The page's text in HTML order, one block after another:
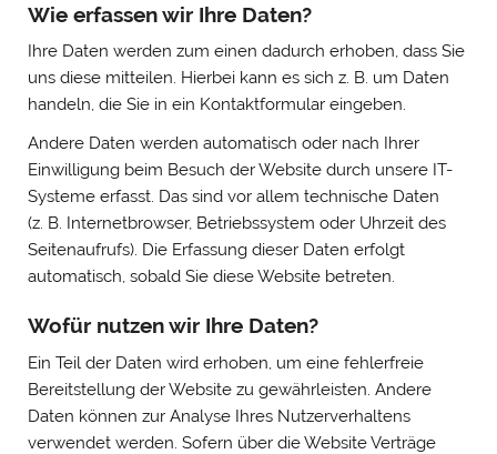
Wie erfassen wir Ihre Daten?
Ihre Daten werden zum einen dadurch erhoben, dass Sie
uns diese mitteilen. Hierbei kann es sich z. B. um Daten
handeln, die Sie in ein Kontaktformular eingeben.
Andere Daten werden automatisch oder nach Ihrer
Einwilligung beim Besuch der Website durch unsere IT-
Systeme erfasst. Das sind vor allem technische Daten
(z. B. Internetbrowser, Betriebssystem oder Uhrzeit des
Seitenaufrufs). Die Erfassung dieser Daten erfolgt
automatisch, sobald Sie diese Website betreten.
Wofür nutzen wir Ihre Daten?
Ein Teil der Daten wird erhoben, um eine fehlerfreie
Bereitstellung der Website zu gewährleisten. Andere
Daten können zur Analyse Ihres Nutzerverhaltens
verwendet werden. Sofern über die Website Verträge